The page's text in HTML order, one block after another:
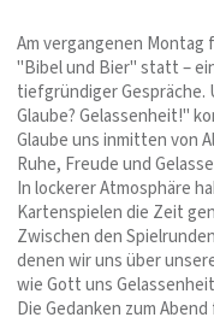
Am vergangenen Montag
"Bibel und Bier" statt –
tiefgründiger
Glaube? Gelassenheit!"
Glaube uns inmitten von
Ruhe, Freude und
In lockerer Atmosphäre
Kartenspielen die Zeit
Zwischen den
denen wir uns über
wie Gott uns
Die Gedanken zum